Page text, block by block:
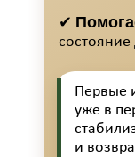
Первые
уже в
и
✔
состояние